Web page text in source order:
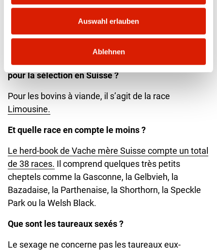
Auswahl erlauben
Ablehnen
Lors d'une manifestation, Armon Fliri fait une démonstration de son
de mise. | Photo : màd
Quelle race compte le plus de taureaux autorisés
pour la sélection en Suisse ?
Pour les bovins à viande, il s’agit de la race
Limousine.
Et quelle race en compte le moins ?
Le herd-book de Vache mère Suisse compte un total
de 38 races. Il comprend quelques très petits
cheptels comme la Gasconne, la Gelbvieh, la
Bazadaise, la Parthenaise, la Shorthorn, la Speckle
Park ou la Welsh Black.
Que sont les taureaux sexés ?
Le sexage ne concerne pas les taureaux eux-